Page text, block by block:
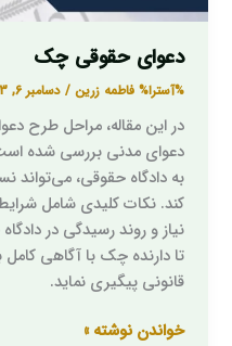
دعوای حقوقی چک
%آسترا% فاطمه زرین/دسامبر 6, 2023
در این مقاله، مراحل طرح
دعوای مدنی بررسی شده
به دادگاه حقوقی،
کند. نکات کلیدی شامل
نیاز و روند رسیدگی در
تا دارنده چک با آگاهی
قانونی پیگیری نماید.
خواندن نوشته »